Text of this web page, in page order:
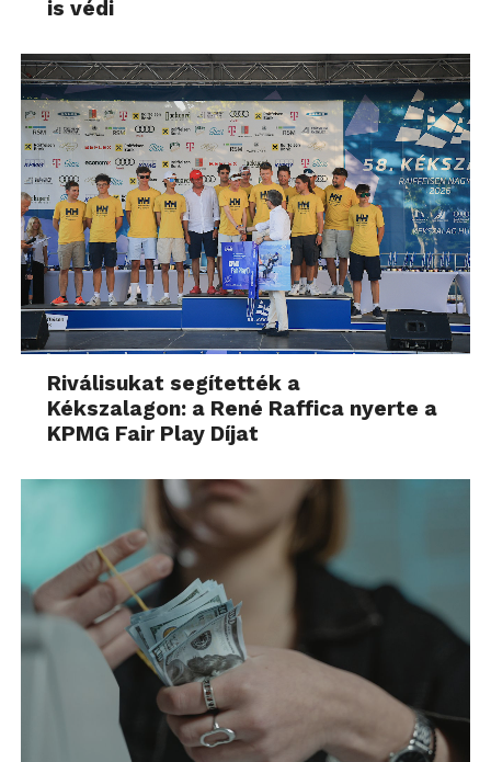
is védi
Riválisukat segítették a
Kékszalagon: a René Raffica nyerte a
KPMG Fair Play Díjat